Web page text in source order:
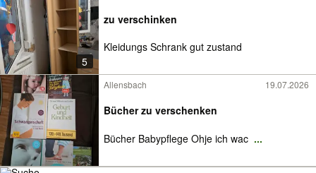
5
zu verschinken
Kleidungs Schrank gut zustand
Allensbach 19.07.2026
Bücher zu verschenken
Bücher Babypflege Ohje ich wac ...